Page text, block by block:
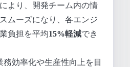
より、開発チーム内の情
ムーズになり、各エンジ
負担を平均15%軽減でき
務効率化や生産性向上を目